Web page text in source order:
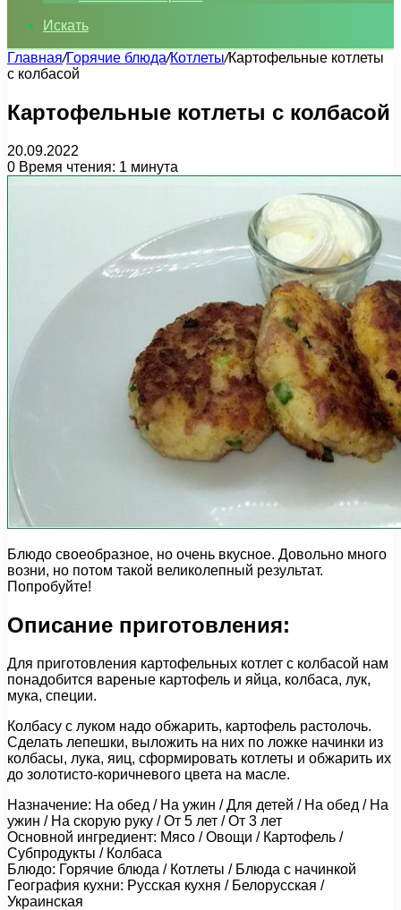
Искать
Главная/Горячие блюда/Котлеты/Картофельные котлеты
с колбасой
Картофельные котлеты с колбасой
20.09.2022
0 Время чтения: 1 минута
Блюдо своеобразное, но очень вкусное. Довольно много
возни, но потом такой великолепный результат.
Попробуйте!
Описание приготовления:
Для приготовления картофельных котлет с колбасой нам
понадобится вареные картофель и яйца, колбаса, лук,
мука, специи.
Колбасу с луком надо обжарить, картофель растолочь.
Сделать лепешки, выложить на них по ложке начинки из
колбасы, лука, яиц, сформировать котлеты и обжарить их
до золотисто-коричневого цвета на масле.
Назначение: На обед / На ужин / Для детей / На обед / На
ужин / На скорую руку / От 5 лет / От 3 лет
Основной ингредиент: Мясо / Овощи / Картофель /
Субпродукты / Колбаса
Блюдо: Горячие блюда / Котлеты / Блюда с начинкой
География кухни: Русская кухня / Белорусская /
Украинская